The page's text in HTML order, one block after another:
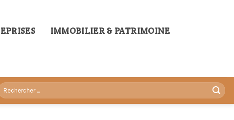
IMMOBILIER & PATRIMOINE